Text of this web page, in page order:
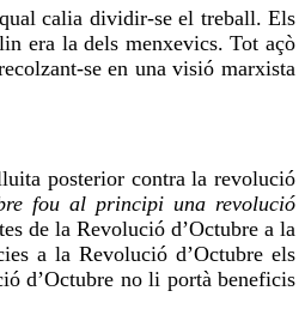
calia dividir-se el treball. Els
era la dels menxevics. Tot açò
se en una visió marxista
posterior contra la revolució
fou al principi una revolució
de la Revolució d’Octubre a la
a la Revolució d’Octubre els
d’Octubre no li portà beneficis